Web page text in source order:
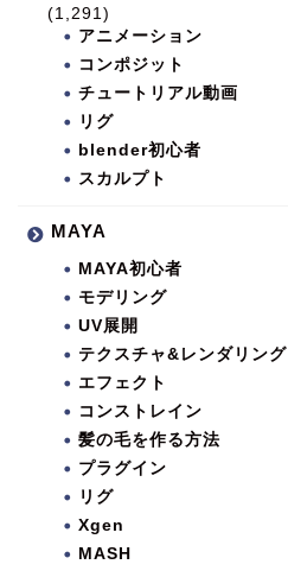
(1,291)
アニメーション
コンポジット
チュートリアル動画
リグ
blender初心者
スカルプト
MAYA
MAYA初心者
モデリング
UV展開
テクスチャ&レンダリング
エフェクト
コンストレイン
髪の毛を作る方法
プラグイン
リグ
Xgen
MASH